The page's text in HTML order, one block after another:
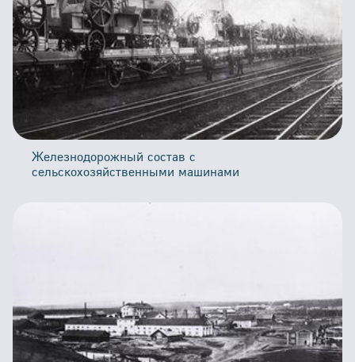
Железнодорожный состав с
сельскохозяйственными машинами